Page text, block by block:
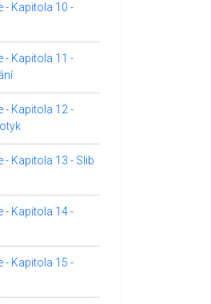
- Kapitola 10 -
- Kapitola 11 -
- Kapitola 12 -
- Kapitola 13 - Slib
- Kapitola 14 -
- Kapitola 15 -